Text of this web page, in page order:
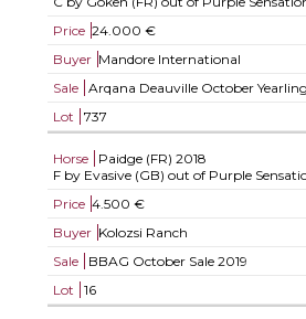
Price 24.000 €
Buyer Mandore International
Sale
Arqana Deauville October
Lot
737
Horse Paidge (FR) 2018
F by Evasive (GB) out of Purple
Price 4.500 €
Buyer Kolozsi Ranch
Sale
BBAG October Sale 2019
Lot
16